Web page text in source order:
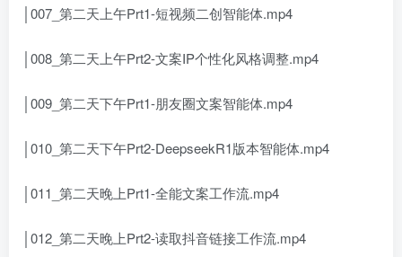
│007_第二天上午Prt1-短视频二创智能体.mp4
│008_第二天上午Prt2-文案IP个性化风格调整.mp4
│009_第二天下午Prt1-朋友圈文案智能体.mp4
│010_第二天下午Prt2-DeepseekR1版本智能体.mp4
│011_第二天晚上Prt1-全能文案工作流.mp4
│012_第二天晚上Prt2-读取抖音链接工作流.mp4